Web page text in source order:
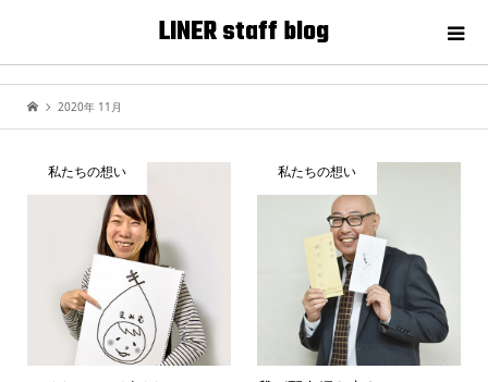
LINER staff blog
2020年 11月
私たちの想い 私たちの想い